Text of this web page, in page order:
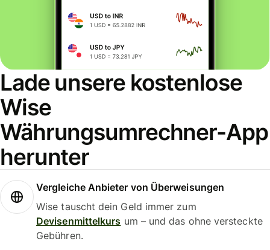
Lade unsere kostenlose
Wise
Währungsumrechner-App
herunter
Vergleiche Anbieter von Überweisungen
Wise tauscht dein Geld immer zum
Devisenmittelkurs um – und das ohne versteckte
Gebühren.